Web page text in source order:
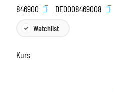
846900
DE0008469008
Watchlist
Kurs